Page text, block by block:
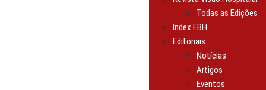
Todas as Edições
Index FBH
Editoriais
Notícias
Artigos
Eventos